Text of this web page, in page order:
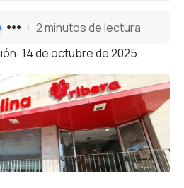
14 de octubre de 2025
2 minutos de lectura